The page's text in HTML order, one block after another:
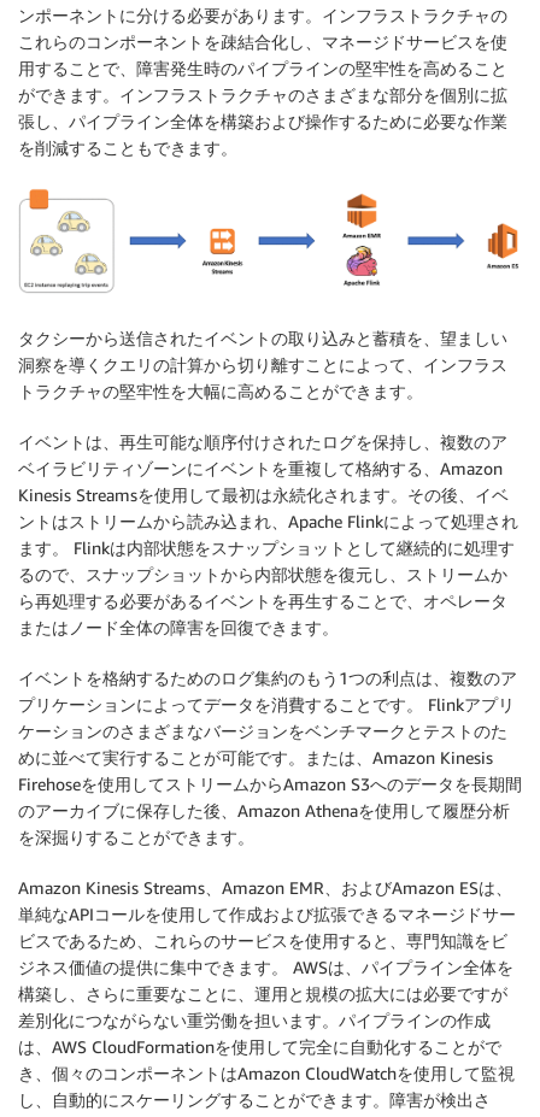
ンポーネントに分ける必要があります。インフラストラクチャの
これらのコンポーネントを疎結合化し、マネージドサービスを使
用することで、障害発生時のパイプラインの堅牢性を高めること
ができます。インフラストラクチャのさまざまな部分を個別に拡
張し、パイプライン全体を構築および操作するために必要な作業
を削減することもできます。
タクシーから送信されたイベントの取り込みと蓄積を、望ましい
洞察を導くクエリの計算から切り離すことによって、インフラス
トラクチャの堅牢性を大幅に高めることができます。
イベントは、再生可能な順序付けされたログを保持し、複数のア
ベイラビリティゾーンにイベントを重複して格納する、Amazon
Kinesis Streamsを使用して最初は永続化されます。その後、イベ
ントはストリームから読み込まれ、Apache Flinkによって処理され
ます。 Flinkは内部状態をスナップショットとして継続的に処理す
るので、スナップショットから内部状態を復元し、ストリームか
ら再処理する必要があるイベントを再生することで、オペレータ
またはノード全体の障害を回復できます。
イベントを格納するためのログ集約のもう1つの利点は、複数のア
プリケーションによってデータを消費することです。 Flinkアプリ
ケーションのさまざまなバージョンをベンチマークとテストのた
めに並べて実行することが可能です。または、Amazon Kinesis
Firehoseを使用してストリームからAmazon S3へのデータを長期間
のアーカイブに保存した後、Amazon Athenaを使用して履歴分析
を深掘りすることができます。
Amazon Kinesis Streams、Amazon EMR、およびAmazon ESは、
単純なAPIコールを使用して作成および拡張できるマネージドサー
ビスであるため、これらのサービスを使用すると、専門知識をビ
ジネス価値の提供に集中できます。 AWSは、パイプライン全体を
構築し、さらに重要なことに、運用と規模の拡大には必要ですが
差別化につながらない重労働を担います。パイプラインの作成
は、AWS CloudFormationを使用して完全に自動化することがで
き、個々のコンポーネントはAmazon CloudWatchを使用して監視
し、自動的にスケーリングすることができます。障害が検出さ